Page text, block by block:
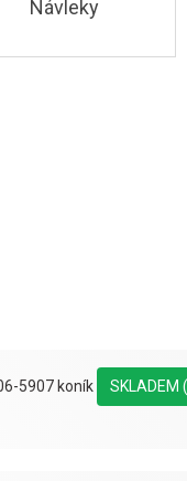
Návleky
5907 koník SKLADEM